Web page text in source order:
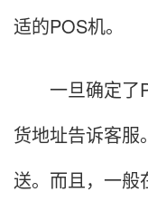
适的POS机。
一旦确定了
货地址告诉客服
送。而且，一般